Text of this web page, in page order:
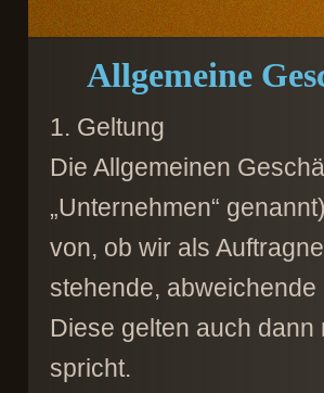
Allgemeine
1. Geltung
Die Allgemeinen
„Unternehmen“
von, ob wir als
stehende,
Diese gelten auch
spricht.